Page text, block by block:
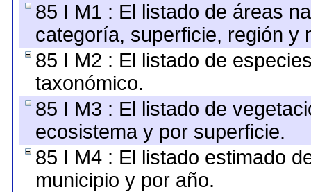
85 I M1 : El listado de áreas
categoría, superficie, región y
85 I M2 : El listado de
taxonómico.
85 I M3 : El listado de
ecosistema y por superficie.
85 I M4 : El listado estimado
municipio y por año.